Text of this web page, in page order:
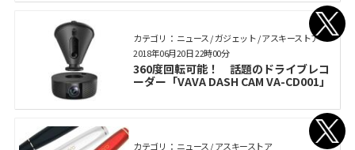
カテゴリ： ニュース / ガジェット / アスキーストア
360度回転可能！ 話題のドライブレコ
ーダー「VAVA DASH CAM VA-CD001」
2018年06月20日 22時00分
カテゴリ： ニュース / アスキーストア